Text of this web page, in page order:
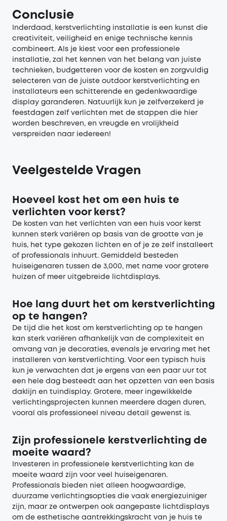
Conclusie
Inderdaad, kerstverlichting installatie is een kunst die
creativiteit, veiligheid en enige technische kennis
combineert. Als je kiest voor een professionele
installatie, zal het kennen van het belang van juiste
technieken, budgetteren voor de kosten en zorgvuldig
selecteren van de juiste outdoor kerstverlichting en
installateurs een schitterende en gedenkwaardige
display garanderen. Natuurlijk kun je zelfverzekerd je
feestdagen zelf verlichten met de stappen die hier
worden beschreven, en vreugde en vrolijkheid
verspreiden naar iedereen!
Veelgestelde Vragen
Hoeveel kost het om een huis te
verlichten voor kerst?
De kosten van het verlichten van een huis voor kerst
kunnen sterk variëren op basis van de grootte van je
huis, het type gekozen lichten en of je ze zelf installeert
of professionals inhuurt. Gemiddeld besteden
huiseigenaren tussen de 3,000, met name voor grotere
huizen of meer uitgebreide lichtdisplays.
Hoe lang duurt het om kerstverlichting
op te hangen?
De tijd die het kost om kerstverlichting op te hangen
kan sterk variëren afhankelijk van de complexiteit en
omvang van je decoraties, evenals je ervaring met het
installeren van kerstverlichting. Voor een typisch huis
kun je verwachten dat je ergens van een paar uur tot
een hele dag besteedt aan het opzetten van een basis
daklijn en tuindisplay. Grotere, meer ingewikkelde
verlichtingsprojecten kunnen meerdere dagen duren,
vooral als professioneel niveau detail gewenst is.
Zijn professionele kerstverlichting de
moeite waard?
Investeren in professionele kerstverlichting kan de
moeite waard zijn voor veel huiseigenaren.
Professionals bieden niet alleen hoogwaardige,
duurzame verlichtingsopties die vaak energiezuiniger
zijn, maar ze ontwerpen ook aangepaste lichtdisplays
om de esthetische aantrekkingskracht van je huis te